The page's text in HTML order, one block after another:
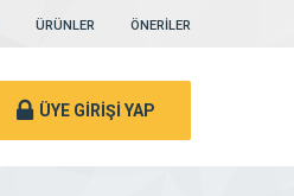
ÜRÜNLER ÖNERİLER
ÜYE GİRİŞİ YAP